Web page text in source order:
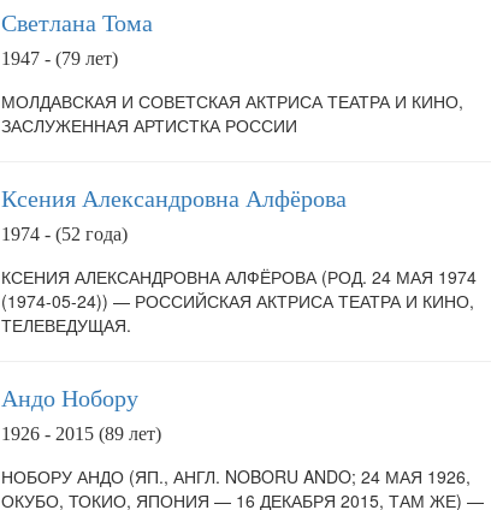
Светлана Тома
1947 - (79 лет)
МОЛДАВСКАЯ И СОВЕТСКАЯ АКТРИСА ТЕАТРА И КИНО,
ЗАСЛУЖЕННАЯ АРТИСТКА РОССИИ
Ксения Александровна Алфёрова
1974 - (52 года)
КСЕНИЯ АЛЕКСАНДРОВНА АЛФЁРОВА (РОД. 24 МАЯ 1974
(1974-05-24)) — РОССИЙСКАЯ АКТРИСА ТЕАТРА И КИНО,
ТЕЛЕВЕДУЩАЯ.
Андо Нобору
1926 - 2015 (89 лет)
НОБОРУ АНДО (ЯП., АНГЛ. NOBORU ANDO; 24 МАЯ 1926,
ОКУБО, ТОКИО, ЯПОНИЯ — 16 ДЕКАБРЯ 2015, ТАМ ЖЕ) —